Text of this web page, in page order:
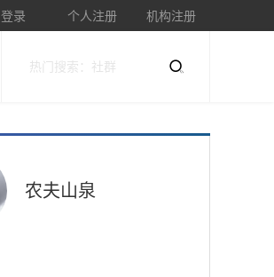
登录 个人注册 机构注册
农夫山泉